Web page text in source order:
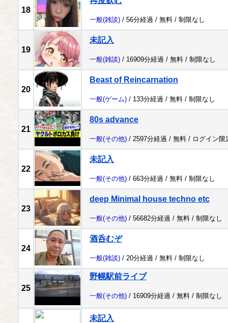
18
一般(雑談) / 56分経過 / 無料 / 制限なし
19
未記入
一般(雑談) / 16909分経過 / 無料 / 制限なし
20
Beast of Reincarnation
一般(ゲーム) / 133分経過 / 無料 / 制限なし
21
80s advance
一般(その他) / 2597分経過 / 無料 / ログイン限
22
未記入
一般(その他) / 663分経過 / 無料 / 制限なし
23
deep Minimal house techno etc
一般(その他) / 56682分経過 / 無料 / 制限なし
24
酒呑むぞ
一般(雑談) / 20分経過 / 無料 / 制限なし
25
野幌駅前ライブ
一般(その他) / 16909分経過 / 無料 / 制限なし
未記入